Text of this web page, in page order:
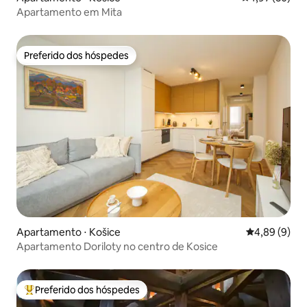
Apartamento em Mita
Preferido dos hóspedes
Preferido dos hóspedes
Apartamento ⋅ Košice 4,89 de uma
4,89 (9)
Apartamento Doriloty no centro de Kosice
Entre os melhores preferidos dos hóspedes
Preferido dos hóspedes